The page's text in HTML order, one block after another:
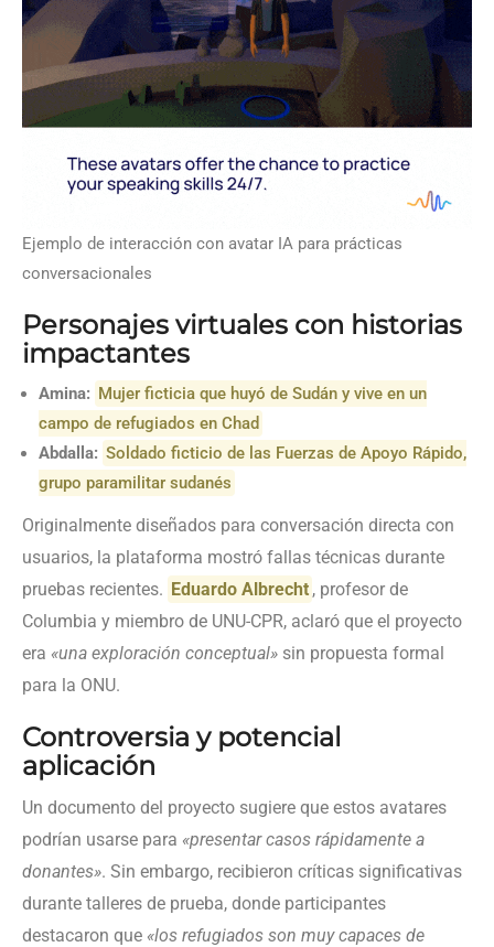
Ejemplo de interacción con avatar IA para prácticas
conversacionales
Personajes virtuales con historias
impactantes
Amina: Mujer ficticia que huyó de Sudán y vive en un
campo de refugiados en Chad
Abdalla: Soldado ficticio de las Fuerzas de Apoyo Rápido,
grupo paramilitar sudanés
Originalmente diseñados para conversación directa con
usuarios, la plataforma mostró fallas técnicas durante
pruebas recientes. Eduardo Albrecht , profesor de
Columbia y miembro de UNU-CPR, aclaró que el proyecto
era «una exploración conceptual» sin propuesta formal
para la ONU.
Controversia y potencial
aplicación
Un documento del proyecto sugiere que estos avatares
podrían usarse para «presentar casos rápidamente a
donantes». Sin embargo, recibieron críticas significativas
durante talleres de prueba, donde participantes
destacaron que «los refugiados son muy capaces de